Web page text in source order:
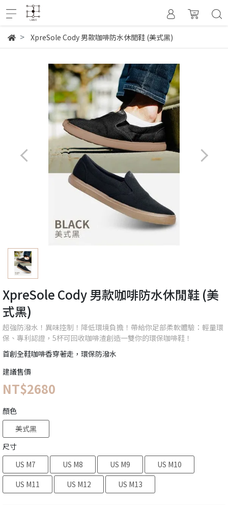
XpreSole Cody 男款咖啡防水休閒鞋 (美式黑)
XpreSole Cody 男款咖啡防水休閒鞋 (美
式黑)
超強防潑水！異味控制！降低環境負擔！帶給你足部柔軟體驗：輕量環
保、專利認證，5杯可回收咖啡渣創造一雙你的環保咖啡鞋！
首創全鞋咖啡香穿著走，環保防潑水
建議售價
NT$2680
顏色
美式黑
尺寸
US M7
US M8 US M9
US M10
US M11
US M12 US M13